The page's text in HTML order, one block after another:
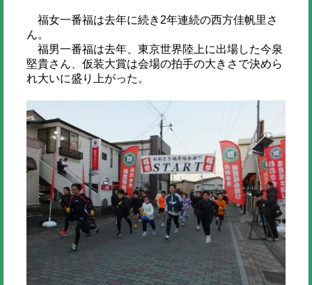
福女一番福は去年に続き2年連続の西方佳帆里さ
ん。
福男一番福は去年、東京世界陸上に出場した今泉
堅貴さん、仮装大賞は会場の拍手の大きさで決めら
れ大いに盛り上がった。